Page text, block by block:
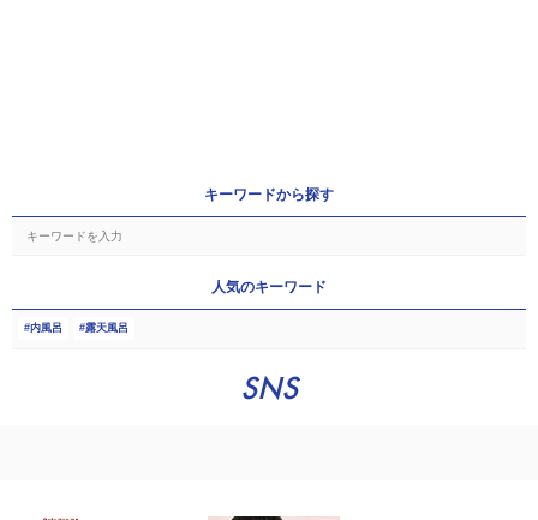
キーワードから探す
人気のキーワード
内風呂 露天風呂
SNS